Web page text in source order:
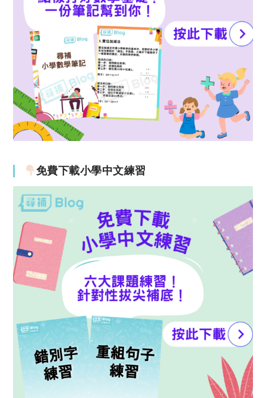
免費下載小學中文練習